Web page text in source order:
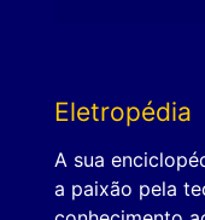
Eletropédia
A sua
a paixão pela